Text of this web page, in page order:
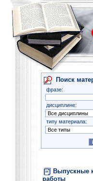
Поиск
фразе:
дисциплине:
типу материала:
Выпускные
работы